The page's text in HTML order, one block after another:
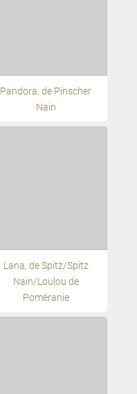
Pandora, de Pinscher
Nain
Lana, de Spitz/Spitz
Nain/Loulou de
Poméranie